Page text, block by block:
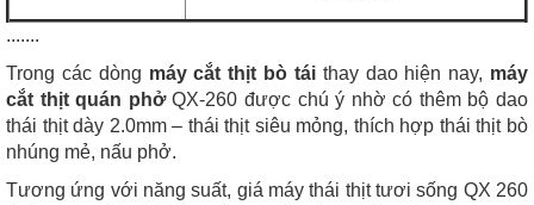
.......
Trong các dòng máy cắt thịt bò táithay dao hiện nay, máy
cắt thịt quán phởQX-260 được chú ý nhờ có thêm bộ dao
thái thịt dày 2.0mm – thái thịt siêu mỏng, thích hợp thái thịt bò
nhúng mẻ, nấu phở.
Tương ứng với năng suất, giá máy thái thịt tươi sống QX 260